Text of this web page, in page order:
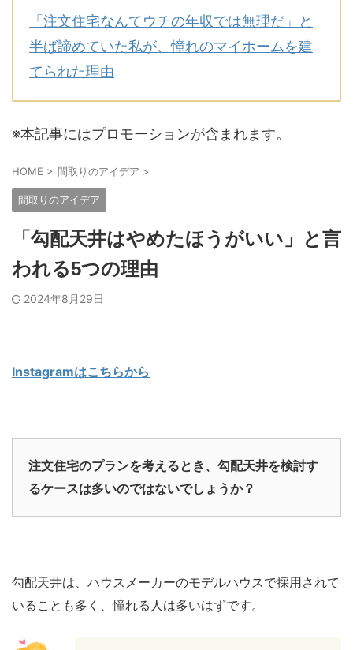
「注文住宅なんてウチの年収では無理だ」と
半ば諦めていた私が、憧れのマイホームを建
てられた理由
※本記事にはプロモーションが含まれます。
HOME > 間取りのアイデア >
間取りのアイデア
「勾配天井はやめたほうがいい」と言
われる5つの理由
2024年8月29日
Instagramはこちらから
注文住宅のプランを考えるとき、勾配天井を検討す
るケースは多いのではないでしょうか？
勾配天井は、ハウスメーカーのモデルハウスで採用されて
いることも多く、憧れる人は多いはずです。